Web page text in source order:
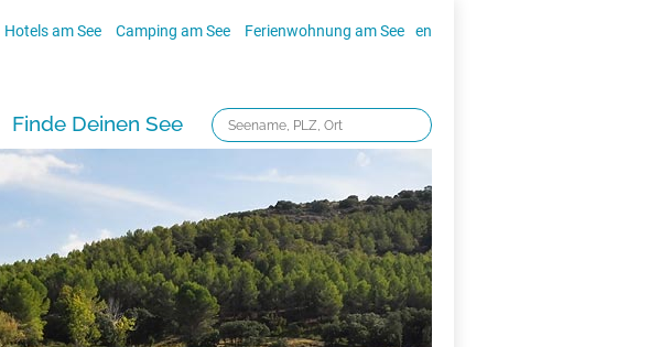
Hotels am See Camping am See Ferienwohnung am See en
Finde Deinen See